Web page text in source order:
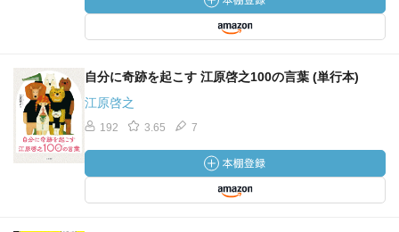
自分に奇跡を起こす 江原啓之100の言葉 (単行本)
江原啓之
192 3.65 7